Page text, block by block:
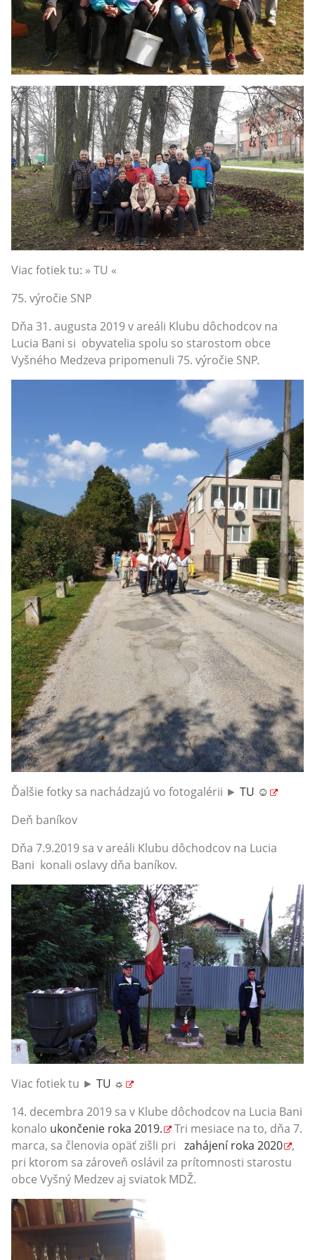
Viac fotiek tu: » TU «
75. výročie SNP
Dňa 31. augusta 2019 v areáli Klubu dôchodcov na
Lucia Bani si obyvatelia spolu so starostom obce
Vyšného Medzeva pripomenuli 75. výročie SNP.
Ďalšie fotky sa nachádzajú vo fotogalérii ► TU ☺
Deň baníkov
Dňa 7.9.2019 sa v areáli Klubu dôchodcov na Lucia
Bani konali oslavy dňa baníkov.
Viac fotiek tu ► TU ☼
14. decembra 2019 sa v Klube dôchodcov na Lucia Bani
konalo ukončenie roka 2019.
Tri mesiace na to, dňa 7.
marca, sa členovia opäť zišli pri zahájení roka 2020
,
pri ktorom sa zároveň oslávil za prítomnosti starostu
obce Vyšný Medzev aj sviatok MDŽ.